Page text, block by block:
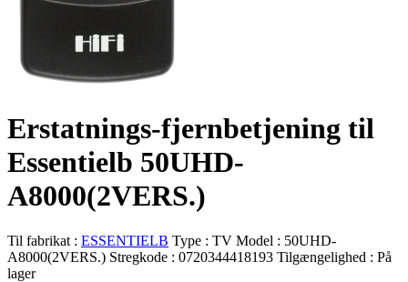
Erstatnings-fjernbetjening til
Essentielb 50UHD-
A8000(2VERS.)
Til fabrikat : ESSENTIELB Type : TV Model : 50UHD-
A8000(2VERS.) Stregkode : 0720344418193 Tilgængelighed : På
lager